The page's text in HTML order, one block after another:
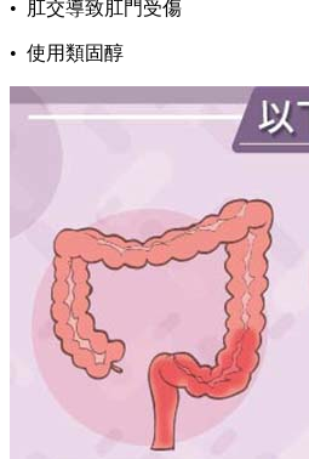
• 肛交導致肛門受傷
• 使用類固醇